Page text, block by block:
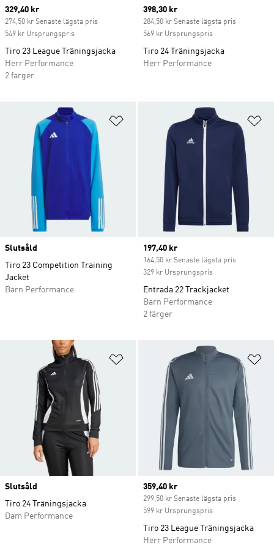
Current price
329,40 kr
274,50 kr Senaste lägsta pris
549 kr Ursprungspris
Tiro 23 League Träningsjacka
Herr Performance
2 färger
Current price
398,30 kr
284,50 kr Senaste lägsta pris
569 kr Ursprungspris
Tiro 24 Träningsjacka
Herr Performance
Lägg till på önskelistan
Slutsåld
Tiro 23 Competition Training
Jacket
Barn Performance
Current price
197,40 kr
164,50 kr Senaste lägsta pris
329 kr Ursprungspris
Entrada 22 Trackjacket
Barn Performance
2 färger
Lägg till på önskelistan
Slutsåld
Tiro 24 Träningsjacka
Dam Performance
Current price
359,40 kr
299,50 kr Senaste lägsta pris
599 kr Ursprungspris
Tiro 23 League Träningsjacka
Herr Performance